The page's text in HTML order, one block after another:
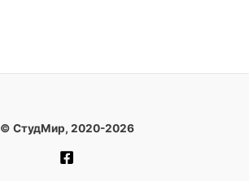
© СтудМир, 2020-2026